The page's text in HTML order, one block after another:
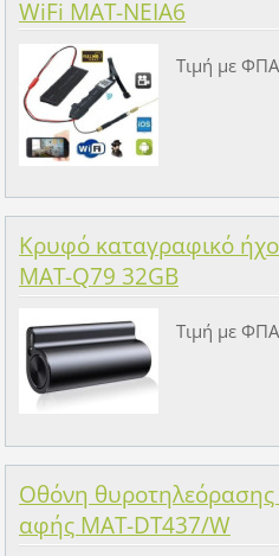
WiFi MAT-NEIA6
Τιμή με
Κρυφό καταγραφικό
MAT-Q79 32GB
Τιμή με
Οθόνη θυροτηλεόρασης
αφής MAT-DT437/W